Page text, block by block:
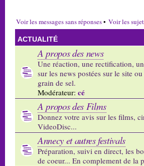
Voir les messages sans réponses• Voir les
ACTUALITÉ
A propos des news
Une réaction, une rectification,
sur les news postées sur le site
grain de sel.
Modérateur: cé
A propos des Films
Donnez votre avis sur les films,
VideoDisc...
Annecy et autres festivals
Préparation, suivi en direct, les
de coeur... En complement de la